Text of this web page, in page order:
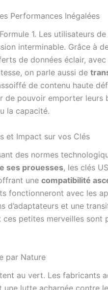
Performances Inégalées
1. Les utilisateurs de
interminable. Grâce à
de données éclair,
on parle aussi de
de contenu haute
de pouvoir emporter leurs
la capacité.
et Impact sur vos Clés
des normes
ses prouesses, les clés
une compatibilité
fonctionneront avec les
d’adaptateurs et une
petites merveilles sont
par Nature
au vert. Les fabricants
une lutte acharnée contre